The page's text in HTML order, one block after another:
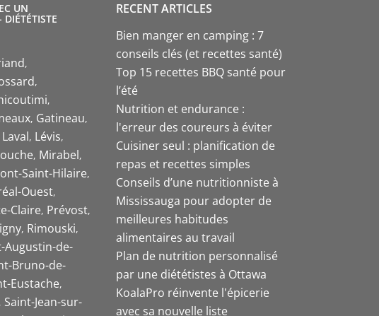
UN
Gatineau
Laval Lévis
Mirabel
Saint-Hilaire
Ouest
Claire Prévost
Rimouski
Augustin-de-
Bruno-de-
Eustache
Saint-Jean-sur-
RECENT ARTICLES
Bien manger en camping : 7
conseils clés (et recettes santé)
Top 15 recettes BBQ santé pour
l’été
Nutrition et endurance :
l'erreur des coureurs à éviter
Cuisiner seul : planification de
repas et recettes simples
Conseils d’une nutritionniste à
Mississauga pour adopter de
meilleures habitudes
alimentaires au travail
Plan de nutrition personnalisé
par une diététistes à Ottawa
KoalaPro réinvente l'épicerie
avec sa nouvelle liste